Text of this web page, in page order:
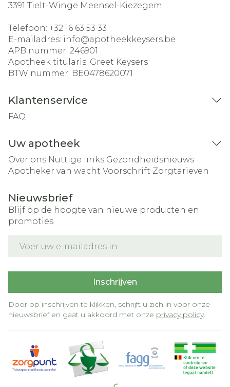
3391 Tielt-Winge Meensel-Kiezegem
Telefoon: +32 16 63 53 33
E-mailadres: info@apotheekkeysers.be
APB nummer: 246901
Apotheek titularis: Greet Keysers
BTW nummer: BE0478620071
Klantenservice
FAQ
Uw apotheek
Over ons Nuttige links Gezondheidsnieuws
Apotheker van wacht Voorschrift Zorgtarieven
Nieuwsbrief
Blijf op de hoogte van nieuwe producten en
promoties
Inschrijven
Door op inschrijven te klikken, schrijft u zich in voor onze
nieuwsbrief en gaat u akkoord met onze privacy policy.